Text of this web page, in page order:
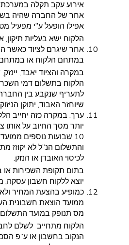
אירוע עקב תקלה במערכת
אחר של החברה שהיה
אפילו הופעל ע”י מפעיל
10.
הלקוח ישא בעליות תיקון,
אחר שיגרם לציוד כאשר
במתחם הלקוח או
11.
במקרה והציוד יאבד,
הלקוח בתשלום דמי
לתעריף שנקבע בין
שיוחזר האבוד, יתוקן
ערך. במקרה כזה יחייב
יותר מסך החיוב על אותו
10 שבועות נוספים
והתשלום הנ”ל לא יקוזז
לכיסוי האובדן או הנזק.
12.
בתום תקופת השכירות או
יוצא ללקוח חשבון עסקה,
ממועד הוצאת חשבונית
מס תנופק במועד
הלקוח מתחייב לשלם
הנקוב בחשבון או ע”פ